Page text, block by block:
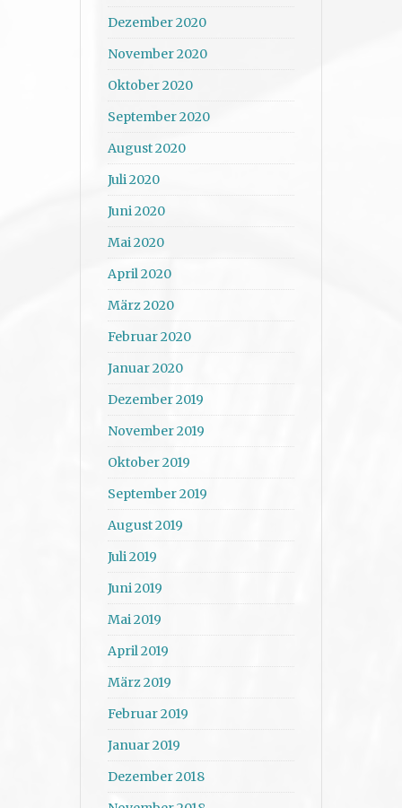
Dezember 2020
November 2020
Oktober 2020
September 2020
August 2020
Juli 2020
Juni 2020
Mai 2020
April 2020
März 2020
Februar 2020
Januar 2020
Dezember 2019
November 2019
Oktober 2019
September 2019
August 2019
Juli 2019
Juni 2019
Mai 2019
April 2019
März 2019
Februar 2019
Januar 2019
Dezember 2018